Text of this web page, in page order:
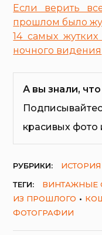
Если верить
прошлом было
14 самых
ночного видения
А вы знали, что
красивых фото
РУБРИКИ: ИСТОРИЯ
ТЕГИ:
ВИНТАЖНЫЕ
ИЗ ПРОШЛОГО
ФОТОГРАФИИ